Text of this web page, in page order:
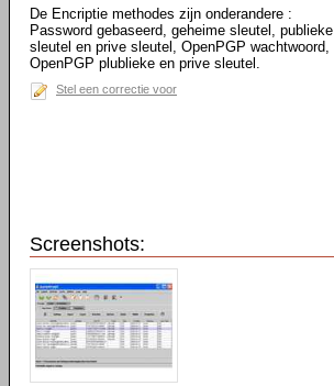
De Encriptie methodes zijn onderandere :
Password gebaseerd, geheime sleutel, publieke
sleutel en prive sleutel, OpenPGP wachtwoord,
OpenPGP plublieke en prive sleutel.
Stel een correctie voor
Screenshots: